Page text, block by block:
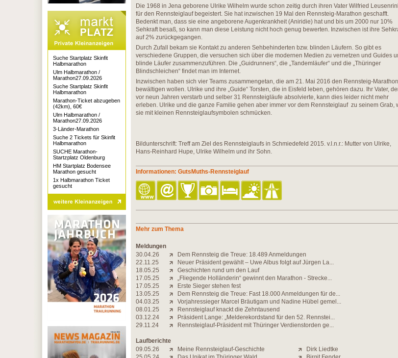
Die 1968 in Jena geborene Ulrike Wilhelm wurde schon zeitig durch ihren Vater Wilfried
für den Rennsteiglauf begeistert. Sie hat inzwischen 19 Mal den Rennsteig-Marathon geschafft.
Bedenkt man, dass sie eine angeborene Augenkrankheit (Aniridie) hat und bis um 2000 nur 10%
Sehkraft besaß, so kann man diese Leistung nicht hoch genug bewerten. Inzwischen ist ihre
auf 2% zurückgegangen.
Durch Zufall bekam sie Kontakt zu anderen Sehbehinderten bzw. blinden Läufern. So gibt es
verschiedene Gruppen, die versuchen sich über die modernen Medien zu vernetzen und Guides
blinde Läufer zusammenzuführen. Die „Guidrunners“, die „Tandemläufer“ und die „Thüringer
Blindschleichen“ findet man im Internet.
Inzwischen haben sich vier Teams zusammengetan, die am 21. Mai 2016 den Rennsteig-Marathon
bewältigen wollen. Ulrike und ihre „Guide“ Torsten, die in Eisfeld leben, gehören dazu. Ihr Vater,
vor neun Jahren verstarb und selber 31 Rennsteigläufe absolvierte, kann dies leider nicht mehr
erleben. Ulrike und die ganze Familie gehen aber immer vor dem Rennsteiglauf zu seinem Grab,
sie mit kleinen Rennsteiglaufsymbolen schmücken.
Bildunterschrift: Treff am Ziel des Rennsteiglaufs in Schmiedefeld 2015. v.l.n.r.: Mutter von Ulrike,
Hans-Reinhard Hupe, Ulrike Wilhelm und ihr Sohn.
Informationen: GutsMuths-Rennsteiglauf
Mehr zum Thema
Meldungen
30.04.26
Dem Rennsteig die Treue: 18.489 Anmeldungen
22.11.25
Neuer Präsident gewählt – Uwe Albus folgt auf Jürgen La...
18.05.25
Geschichten rund um den Lauf
17.05.25
„Fliegende Holländerin“ gewinnt den Marathon - Strecke...
17.05.25
Erste Sieger stehen fest
13.05.25
Dem Rennsteig die Treue: Fast 18.000 Anmeldungen für de...
04.03.25
Vorjahressieger Marcel Bräutigam und Nadine Hübel gemel...
08.01.25
Rennsteiglauf knackt die Zehntausend
03.12.24
Präsident Lange: „Melderekordstand für den 52. Rennstei...
29.11.24
Rennsteiglauf-Präsident mit Thüringer Verdienstorden ge...
Laufberichte
09.05.26
Meine Rennsteiglauf-Geschichte
Dirk Liedtke
Suche Startplatz Skinfit
Halbmarathon
Ulm Halbmarathon /
Marathon27.09.2026
Suche Startplatz Skinfit
Halbmarathon
Marathon-Ticket abzugeben
(42km), 60€
Ulm Halbmarathon /
Marathon27.09.2026
3-Länder-Marathon
Suche 2 Tickets für Skinfit
Halbmarathon
SUCHE Marathon-
Startzplatz Oldenburg
HM Startplatz Bodensee
Marathon gesucht
1x Halbmarathon Ticket
gesucht